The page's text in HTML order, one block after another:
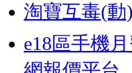
淘寶互毒(
e18區手機